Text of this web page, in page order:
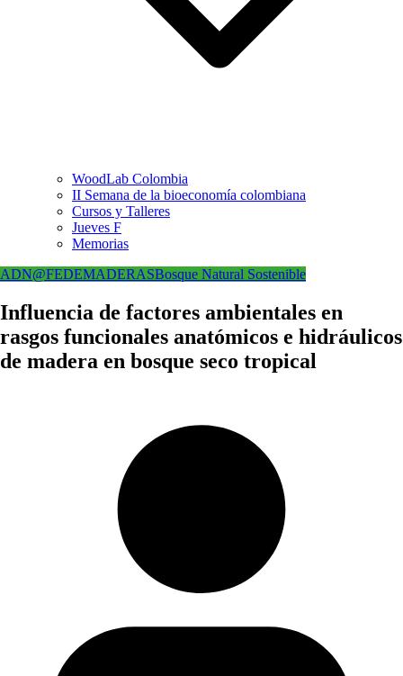
WoodLab Colombia
II Semana de la bioeconomía colombiana
Cursos y Talleres
Jueves F
Memorias
ADN@FEDEMADERASBosque Natural Sostenible
Influencia de factores ambientales en
rasgos funcionales anatómicos e hidráulicos
de madera en bosque seco tropical